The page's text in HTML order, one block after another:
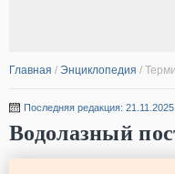
Главная / Энциклопедия /
Последняя редакция: 21.11.2025
Водолазный